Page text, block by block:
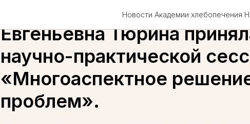
Новости Академии хлебопечения
Ученый секретарь НИИХП
Евгеньевна Тюрина
научно-практической
«Многоаспектное
проблем».